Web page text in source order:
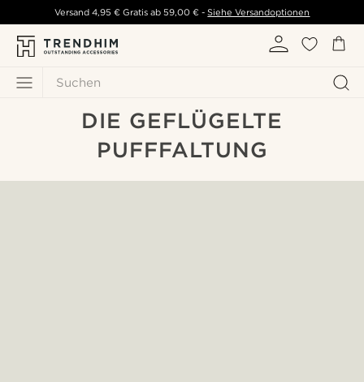
Suchen
Versand 4,95 € Gratis ab 59,00 € - Siehe Versandoptionen
DIE GEFLÜGELTE
PUFFFALTUNG